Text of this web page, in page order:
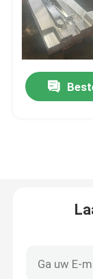
CNC
CNC